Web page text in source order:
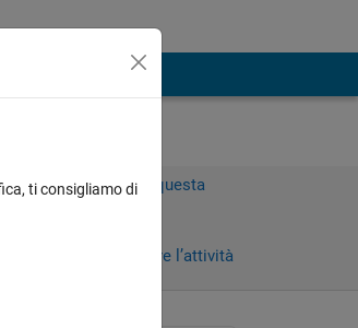
per rispondere a questa
Accedi per seguire l’attività
ti consigliamo di